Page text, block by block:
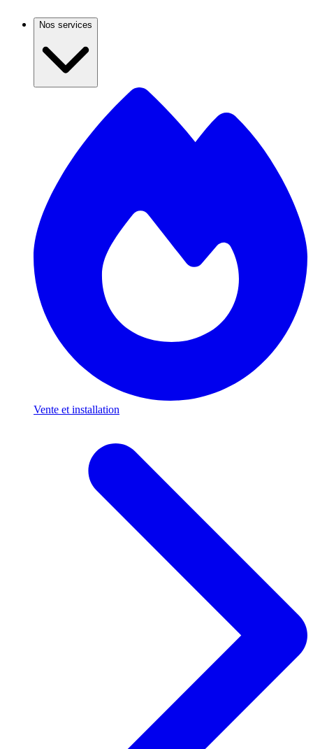
Nos services
Vente et installation